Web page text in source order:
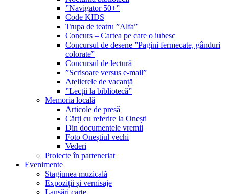
”Navigator 50+”
Code KIDS
Trupa de teatru ”Alfa”
Concurs – Cartea pe care o iubesc
Concursul de desene ”Pagini fermecate, gânduri
colorate”
Concursul de lectură
”Scrisoare versus e-mail”
Atelierele de vacanță
”Lecții la bibliotecă”
Memoria locală
Articole de presă
Cărți cu referire la Onești
Din documentele vremii
Foto Oneștiul vechi
Vederi
Proiecte în parteneriat
Evenimente
Stagiunea muzicală
Expoziții și vernisaje